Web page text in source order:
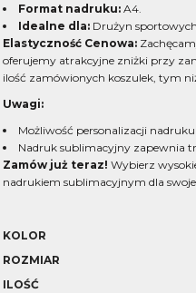
Format nadruku: A4.
Idealne dla: Drużyn
Elastyczność Cenowa:
oferujemy atrakcyjne zniżki przy
ilość zamówionych koszulek, tym
Uwagi:
Możliwość personalizacji
Nadruk sublimacyjny zapewnia
Zamów już teraz! Wybierz
nadrukiem sublimacyjnym dla
KOLOR
ROZMIAR
ILOŚĆ